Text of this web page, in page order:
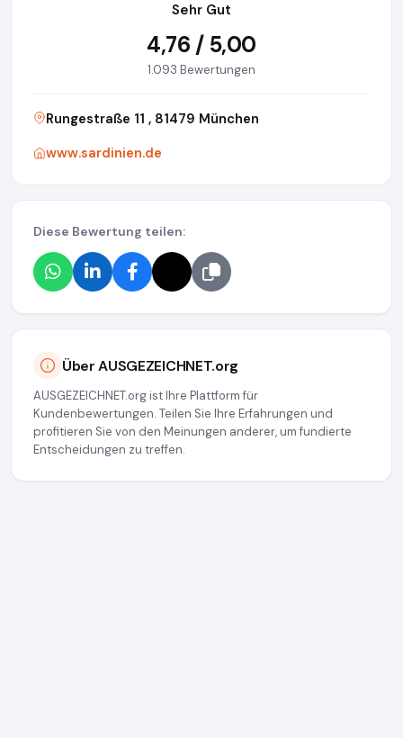
Sehr Gut
4,76 / 5,00
1.093 Bewertungen
Rungestraße 11 , 81479 München
www.sardinien.de
Diese Bewertung teilen:
Über AUSGEZEICHNET.org
AUSGEZEICHNET.org ist Ihre Plattform für
Kundenbewertungen. Teilen Sie Ihre Erfahrungen und
profitieren Sie von den Meinungen anderer, um fundierte
Entscheidungen zu treffen.